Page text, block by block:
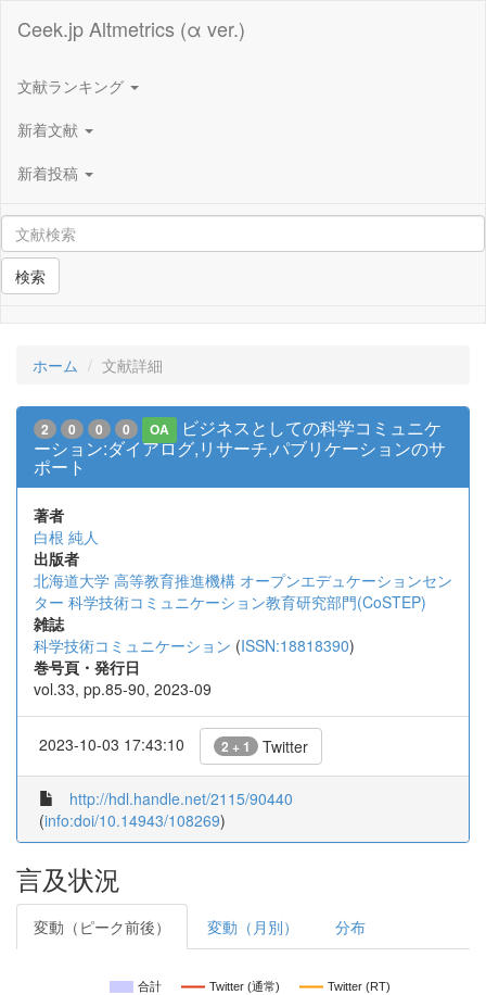
Ceek.jp Altmetrics (α ver.)
文献ランキング
新着文献
新着投稿
検索
ホーム 文献詳細
2 0 0 0 OA
ビジネスとしての科学コミュニケ
ーション:ダイアログ,リサーチ,パブリケーションのサ
ポート
著者
白根 純人
出版者
北海道大学 高等教育推進機構 オープンエデュケーションセン
ター 科学技術コミュニケーション教育研究部門(CoSTEP)
雑誌
科学技術コミュニケーション (ISSN:18818390)
巻号頁・発行日
vol.33, pp.85-90, 2023-09
2023-10-03 17:43:10 2 + 1 Twitter
http://hdl.handle.net/2115/90440
(info:doi/10.14943/108269)
言及状況
変動（ピーク前後） 変動（月別） 分布
合計 Twitter (通常) Twitter (RT)